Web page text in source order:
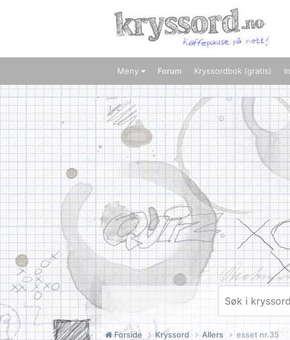
Meny Forum Kryssordbok (gratis)
Forside Kryssord Allers esset nr.35